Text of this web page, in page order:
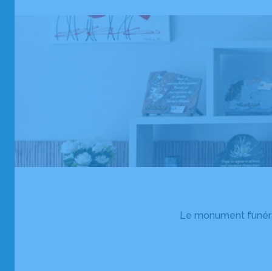
Le monument